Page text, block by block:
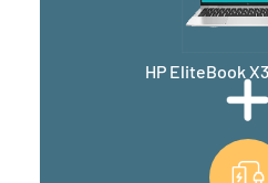
HP EliteBook